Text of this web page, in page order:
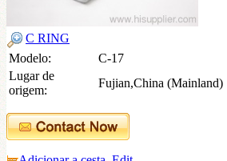
C RING
Modelo:
C-17
Lugar de
origem:
Fujian,China (Mainland)